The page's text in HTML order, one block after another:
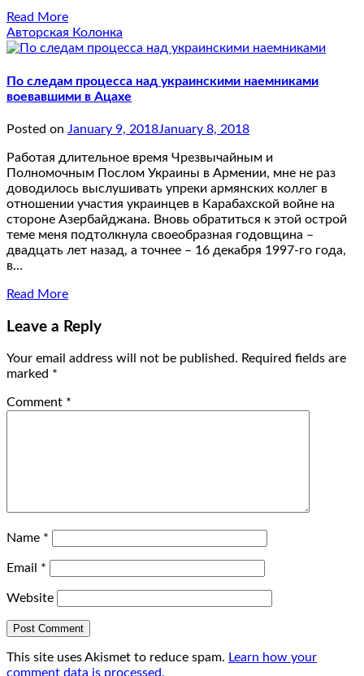
Read More
Авторская Колонка
По следам процесса над украинскими наемниками
воевавшими в Ацахе
Posted on January 9, 2018January 8, 2018
Работая длительное время Чрезвычайным и
Полномочным Послом Украины в Армении, мне не раз
доводилось выслушивать упреки армянских коллег в
отношении участия украинцев в Карабахской войне на
стороне Азербайджана. Вновь обратиться к этой острой
теме меня подтолкнула своеобразная годовщина –
двадцать лет назад, а точнее – 16 декабря 1997-го года,
в…
Read More
Leave a Reply
Your email address will not be published. Required fields are
marked *
Comment *
Name *
Email *
Website
This site uses Akismet to reduce spam. Learn how your
comment data is processed.